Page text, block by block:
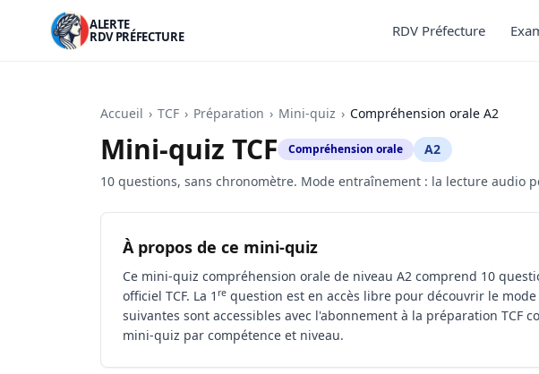
ALERTE
RDV PRÉFECTURE RDV Préfecture
Accueil › TCF › Préparation › Mini-quiz › Compréhension orale A2
Mini-quiz TCF Compréhension orale
A2
10 questions, sans chronomètre. Mode entraînement : la lecture audio
À propos de ce mini-quiz
Ce mini-quiz compréhension orale de niveau A2 comprend 10
officiel TCF. La 1 re question est en accès libre pour découvrir le
suivantes sont accessibles avec l'abonnement à la préparation TCF
mini-quiz par compétence et niveau.